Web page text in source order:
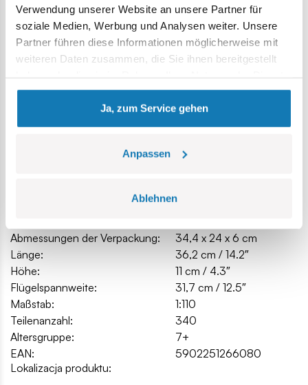
Verwendung unserer Website an unsere Partner für
soziale Medien, Werbung und Analysen weiter. Unsere
Partner führen diese Informationen möglicherweise mit
weiteren Daten zusammen, die Sie ihnen bereitgestellt
gesammelt haben.
Ja, zum Service gehen
Anpassen
Ablehnen
nicht beim Spielen oder unter Temperatureinfluss,
klare und intuitive Anweisungen basierend auf
Zeichnungen und Symbolen,
Spezifikation
COBI-26608
Abmessungen der Verpackung:
34,4 x 24 x 6 cm
Länge:
36,2 cm / 14.2″
Höhe:
11 cm / 4.3″
Flügelspannweite:
31,7 cm / 12.5″
Maßstab:
1:110
Teilenanzahl:
340
Altersgruppe:
7+
EAN:
5902251266080
Lokalizacja produktu: